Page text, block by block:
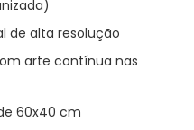
de alta resolução
arte contínua nas
60x40 cm